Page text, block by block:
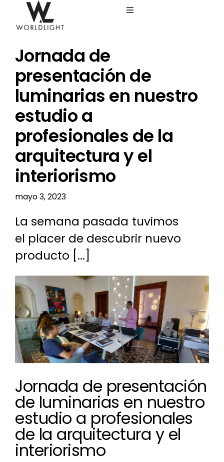
contenido
Toggle
Catálogo
Blog
Nosotros
Jornada de
presentación de
luminarias en nuestro
estudio a
profesionales de la
arquitectura y el
interiorismo
mayo 3, 2023
La semana pasada tuvimos
el placer de descubrir nuevo
producto [...]
Ver
imagen
más
grande
Jornada de presentación
de luminarias en nuestro
estudio a profesionales
de la arquitectura y el
interiorismo